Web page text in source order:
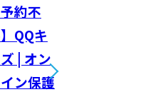
予約不
QQキ
| オン
ン保護